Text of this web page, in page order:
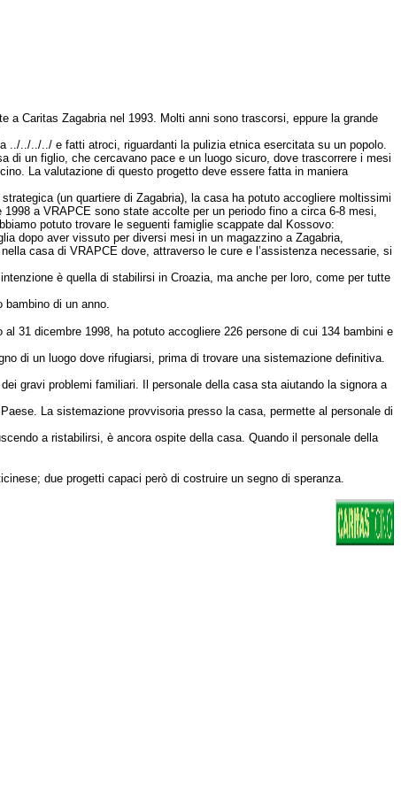
Caritas Zagabria nel 1993. Molti anni sono trascorsi, eppure la grande
../../../../ e fatti atroci, riguardanti la pulizia etnica esercitata su un popolo.
di un figlio, che cercavano pace e un luogo sicuro, dove trascorrere i mesi
La valutazione di questo progetto deve essere fatta in maniera
(un quartiere di Zagabria), la casa ha potuto accogliere moltissimi
a VRAPCE sono state accolte per un periodo fino a circa 6-8 mesi,
potuto trovare le seguenti famiglie scappate dal Kossovo:
dopo aver vissuto per diversi mesi in un magazzino a Zagabria,
casa di VRAPCE dove, attraverso le cure e l’assistenza necessarie, si
è quella di stabilirsi in Croazia, ma anche per loro, come per tutte
di un anno.
31 dicembre 1998, ha potuto accogliere 226 persone di cui 134 bambini e
di un luogo dove rifugiarsi, prima di trovare una sistemazione definitiva.
gravi problemi familiari. Il personale della casa sta aiutando la signora a
La sistemazione provvisoria presso la casa, permette al personale di
a ristabilirsi, è ancora ospite della casa. Quando il personale della
due progetti capaci però di costruire un segno di speranza.